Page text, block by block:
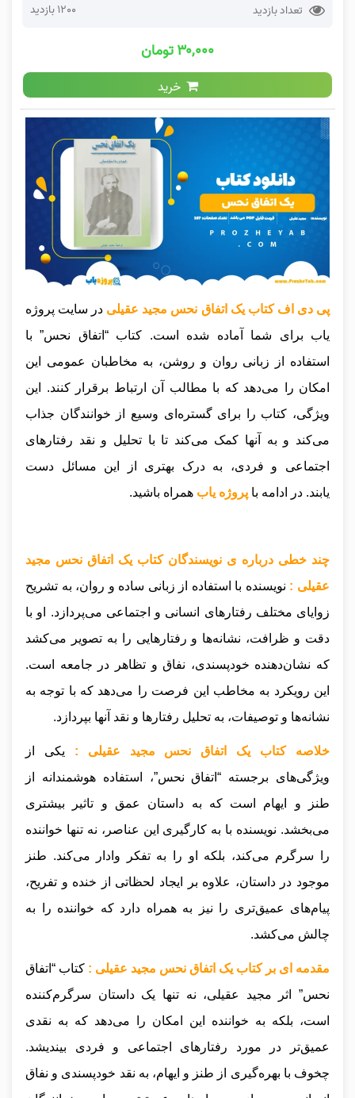
تعداد بازدید 1200 بازدید
۳۰,۰۰۰ تومان
خرید
پی دی اف کتاب یک اتفاق نحس مجید عقیلی در سایت پروژه
یاب برای شما آماده شده است. کتاب “اتفاق نحس” با
استفاده از زبانی روان و روشن، به مخاطبان عمومی این
امکان را می‌دهد که با مطالب آن ارتباط برقرار کنند. این
ویژگی، کتاب را برای گستره‌ای وسیع از خوانندگان جذاب
می‌کند و به آنها کمک می‌کند تا با تحلیل و نقد رفتارهای
اجتماعی و فردی، به درک بهتری از این مسائل دست
یابند. در ادامه با پروژه یاب همراه باشید.
چند خطی درباره ی نویسندگان کتاب یک اتفاق نحس مجید
عقیلی : نویسنده با استفاده از زبانی ساده و روان، به تشریح
زوایای مختلف رفتارهای انسانی و اجتماعی می‌پردازد. او با
دقت و ظرافت، نشانه‌ها و رفتارهایی را به تصویر می‌کشد
که نشان‌دهنده خودپسندی، نفاق و تظاهر در جامعه است.
این رویکرد به مخاطب این فرصت را می‌دهد که با توجه به
نشانه‌ها و توصیفات، به تحلیل رفتارها و نقد آنها بپردازد.
خلاصه کتاب یک اتفاق نحس مجید عقیلی : یکی از
ویژگی‌های برجسته “اتفاق نحس”، استفاده هوشمندانه از
طنز و ایهام است که به داستان عمق و تاثیر بیشتری
می‌بخشد. نویسنده با به کارگیری این عناصر، نه تنها خواننده
را سرگرم می‌کند، بلکه او را به تفکر وادار می‌کند. طنز
موجود در داستان، علاوه بر ایجاد لحظاتی از خنده و تفریح،
پیام‌های عمیق‌تری را نیز به همراه دارد که خواننده را به
چالش می‌کشد.
مقدمه ای بر کتاب یک اتفاق نحس مجید عقیلی : کتاب “اتفاق
نحس” اثر مجید عقیلی، نه تنها یک داستان سرگرم‌کننده
است، بلکه به خواننده این امکان را می‌دهد که به نقدی
عمیق‌تر در مورد رفتارهای اجتماعی و فردی بیندیشد.
چخوف با بهره‌گیری از طنز و ایهام، به نقد خودپسندی و نفاق